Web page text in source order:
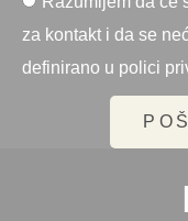
za kontakt i da se
definirano u polici